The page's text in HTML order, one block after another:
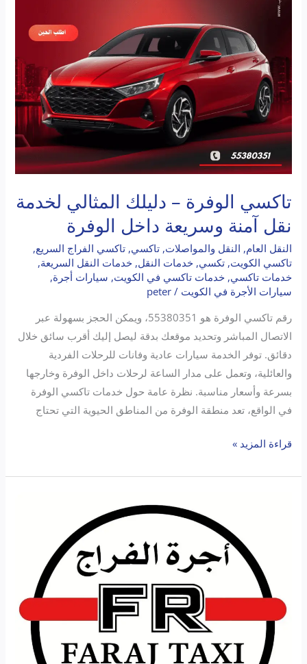
تاكسي الوفرة – دليلك المثالي لخدمة
نقل آمنة وسريعة داخل الوفرة
النقل العام, النقل والمواصلات,تاكسي,تاكسي الفراج السريع,
تاكسي الكويت,تكسي,خدمات النقل,خدمات النقل السريعة,
خدمات تاكسي,خدمات تاكسي في الكويت, سيارات أجرة,
سيارات الأجرة في الكويت /
peter
رقم تاكسي الوفرة هو 55380351، ويمكن الحجز بسهولة عبر
الاتصال المباشر وتحديد موقعك بدقة ليصل إليك أقرب سائق خلال
دقائق. توفر الخدمة سيارات عادية وفانات للرحلات الفردية
والعائلية، وتعمل على مدار الساعة لرحلات داخل الوفرة وخارجها
بسرعة وأسعار مناسبة. نظرة عامة حول خدمات تاكسي الوفرة
في الواقع، تعد منطقة الوفرة من المناطق الحيوية التي تحتاج
نقل
وسريعة
داخل
الوفرة
قراءة المزيد »